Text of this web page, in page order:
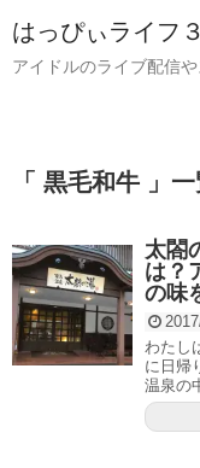
はっぴぃライ
アイドルのライブ配信
「 黒毛和牛 」
太閤
は？
の味
わたし
に日帰
温泉の